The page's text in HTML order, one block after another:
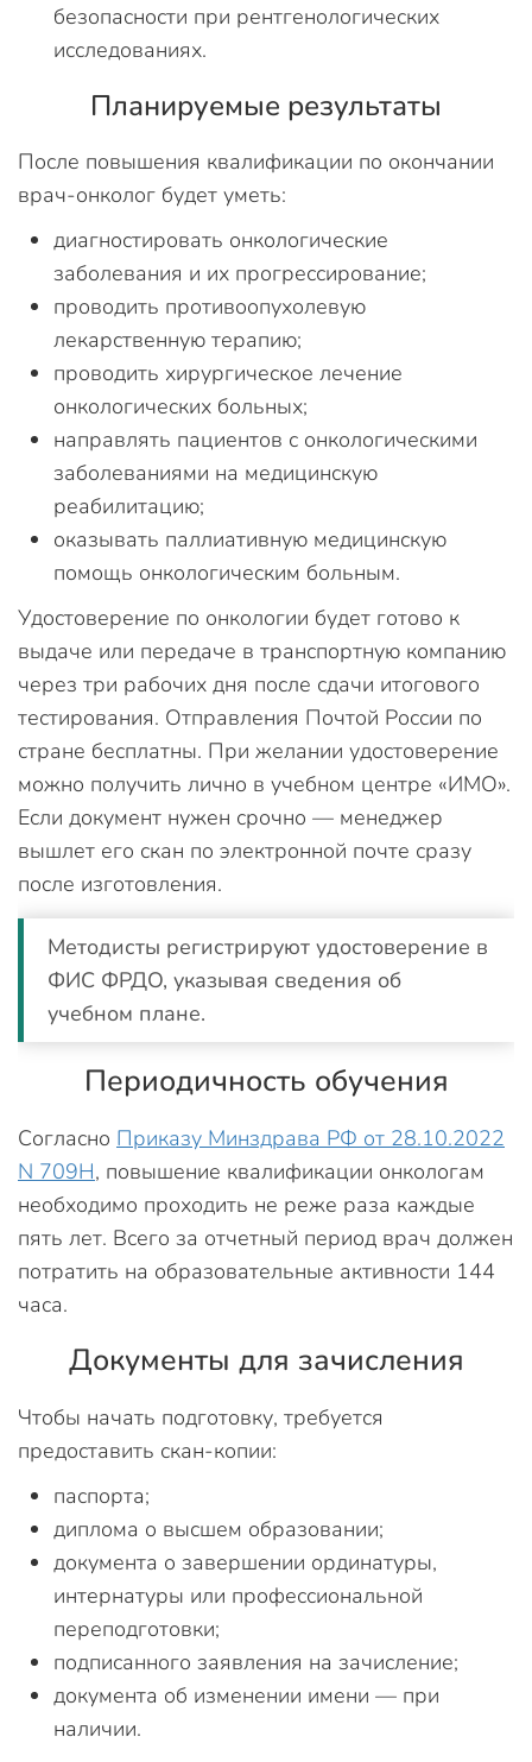
безопасности при рентгенологических
исследованиях.
Планируемые результаты
После повышения квалификации по окончании
врач-онколог будет уметь:
диагностировать онкологические
заболевания и их прогрессирование;
проводить противоопухолевую
лекарственную терапию;
проводить хирургическое лечение
онкологических больных;
направлять пациентов с онкологическими
заболеваниями на медицинскую
реабилитацию;
оказывать паллиативную медицинскую
помощь онкологическим больным.
Удостоверение по онкологии будет готово к
выдаче или передаче в транспортную компанию
через три рабочих дня после сдачи итогового
тестирования. Отправления Почтой России по
стране бесплатны. При желании удостоверение
можно получить лично в учебном центре «ИМО».
Если документ нужен срочно — менеджер
вышлет его скан по электронной почте сразу
после изготовления.
Методисты регистрируют удостоверение в
ФИС ФРДО, указывая сведения об
учебном плане.
Периодичность обучения
Согласно Приказу Минздрава РФ от 28.10.2022
N 709Н, повышение квалификации онкологам
необходимо проходить не реже раза каждые
пять лет. Всего за отчетный период врач должен
потратить на образовательные активности 144
часа.
Документы для зачисления
Чтобы начать подготовку, требуется
предоставить скан-копии:
паспорта;
диплома о высшем образовании;
документа о завершении ординатуры,
интернатуры или профессиональной
переподготовки;
подписанного заявления на зачисление;
документа об изменении имени — при
наличии.